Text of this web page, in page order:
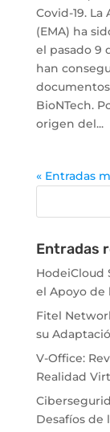
Covid-19.
(EMA) ha
el pasado 9
han
documentos
BioNTech.
origen del...
« Entradas
Entradas
HodeiCloud
el Apoyo de
Fitel
su
V-Office:
Realidad
Desafíos de